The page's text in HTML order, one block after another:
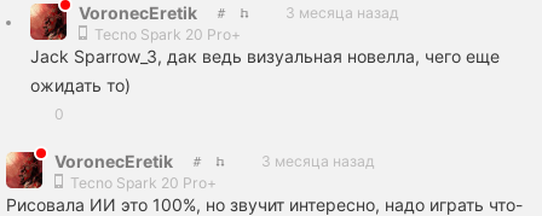
VoronecEretik
3 месяца назад
Tecno Spark 20 Pro+
Jack Sparrow_3, дак ведь визуальная новелла, чего еще
ожидать то)
0
VoronecEretik
3 месяца назад
Tecno Spark 20 Pro+
Рисовала ИИ это 100%, но звучит интересно, надо играть что-